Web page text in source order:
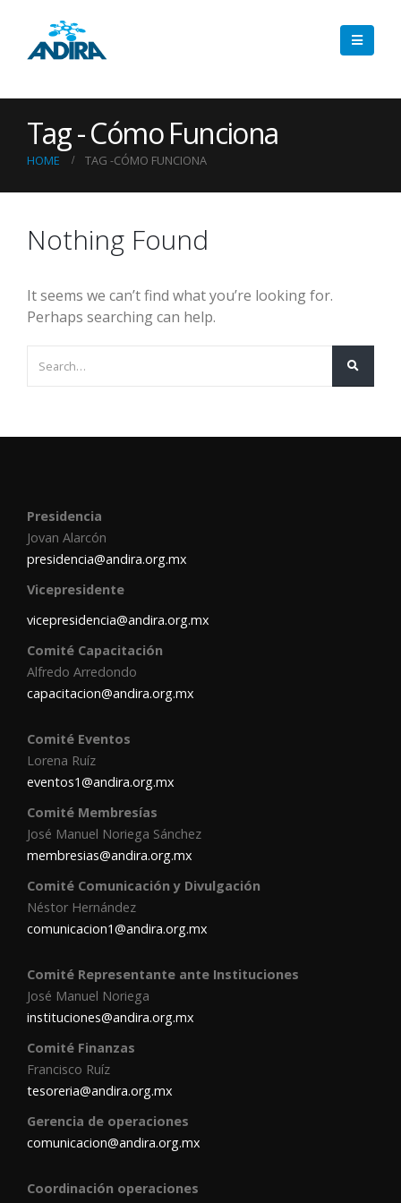
Tag - Cómo Funciona
HOME TAG -CÓMO FUNCIONA
Nothing Found
It seems we can’t find what you’re looking for.
Perhaps searching can help.
Presidencia
Jovan Alarcón
presidencia@andira.org.mx
Vicepresidente
vicepresidencia@andira.org.mx
Comité Capacitación
Alfredo Arredondo
capacitacion@andira.org.mx
Comité Eventos
Lorena Ruíz
eventos1@andira.org.mx
Comité Membresías
José Manuel Noriega Sánchez
membresias@andira.org.mx
Comité Comunicación y Divulgación
Néstor Hernández
comunicacion1@andira.org.mx
Comité Representante ante Instituciones
José Manuel Noriega
instituciones@andira.org.mx
Comité Finanzas
Francisco Ruíz
tesoreria@andira.org.mx
Gerencia de operaciones
comunicacion@andira.org.mx
Coordinación operaciones